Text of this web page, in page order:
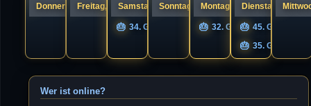
g
Donnerstag, 06.Freitag, 07.Samstag, 08.
34. Geburtstag nigel
Sonntag, 09.Montag, 10.
32. Geburtstag UNIQS
Dienstag, 11.
45.
35.
Wer ist online?